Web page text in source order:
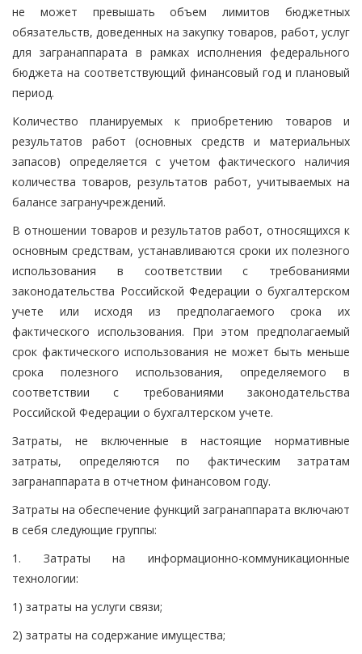
не может превышать объем лимитов бюджетных
обязательств, доведенных на закупку товаров, работ, услуг
для загранаппарата в рамках исполнения федерального
бюджета на соответствующий финансовый год и плановый
период.
Количество планируемых к приобретению товаров и
результатов работ (основных средств и материальных
запасов) определяется с учетом фактического наличия
количества товаров, результатов работ, учитываемых на
балансе загранучреждений.
В отношении товаров и результатов работ, относящихся к
основным средствам, устанавливаются сроки их полезного
использования в соответствии с требованиями
законодательства Российской Федерации о бухгалтерском
учете или исходя из предполагаемого срока их
фактического использования. При этом предполагаемый
срок фактического использования не может быть меньше
срока полезного использования, определяемого в
соответствии с требованиями законодательства
Российской Федерации о бухгалтерском учете.
Затраты, не включенные в настоящие нормативные
затраты, определяются по фактическим затратам
загранаппарата в отчетном финансовом году.
Затраты на обеспечение функций загранаппарата включают
в себя следующие группы:
1. Затраты на информационно-коммуникационные
технологии:
1) затраты на услуги связи;
2) затраты на содержание имущества;